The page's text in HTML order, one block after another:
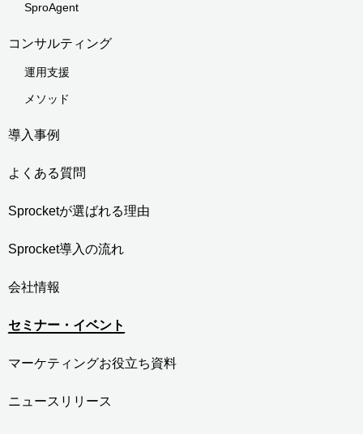
SproAgent
コンサルティング
運用支援
メソッド
導入事例
よくある質問
Sprocketが選ばれる理由
Sprocket導入の流れ
会社情報
セミナー・イベント
マーケティングお役立ち資料
ニュースリリース